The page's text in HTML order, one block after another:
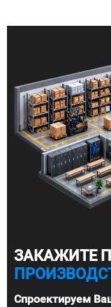
ЗАКАЖИТЕ
Спроектируем